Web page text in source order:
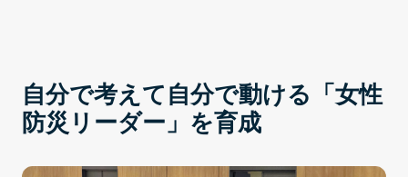
自分で考えて自分で動ける「女性
防災リーダー」を育成